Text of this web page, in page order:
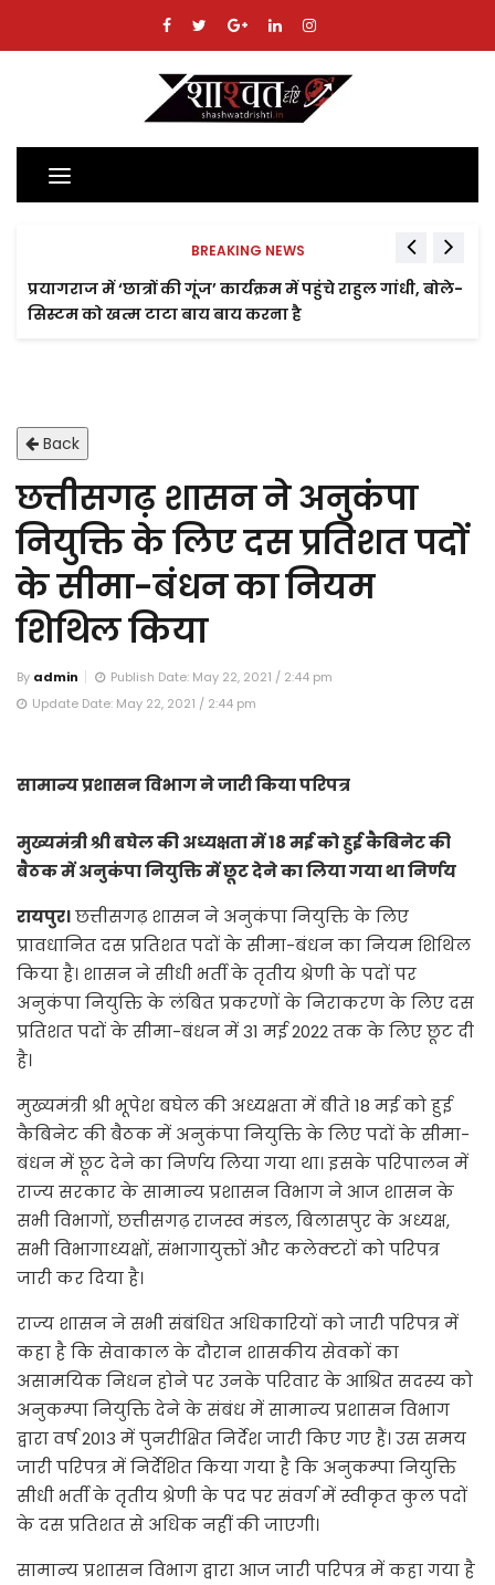
Toggle
navigation
BREAKING NEWS
प्रयागराज में ‘छात्रों की गूंज’ कार्यक्रम में पहुंचे राहुल गांधी, बोले-
सिस्टम को खत्म टाटा बाय बाय करना है
Back
छत्तीसगढ़ शासन ने अनुकंपा
नियुक्ति के लिए दस प्रतिशत पदों
के सीमा-बंधन का नियम
शिथिल किया
By admin
Publish Date: May 22, 2021 / 2:44 pm
Update Date: May 22, 2021 / 2:44 pm
सामान्य प्रशासन विभाग ने जारी किया परिपत्र
मुख्यमंत्री श्री बघेल की अध्यक्षता में 18 मई को हुई कैबिनेट की
बैठक में अनुकंपा नियुक्ति में छूट देने का लिया गया था निर्णय
रायपुर।छत्तीसगढ़ शासन ने अनुकंपा नियुक्ति के लिए
प्रावधानित दस प्रतिशत पदों के सीमा-बंधन का नियम शिथिल
किया है। शासन ने सीधी भर्ती के तृतीय श्रेणी के पदों पर
अनुकंपा नियुक्ति के लंबित प्रकरणों के निराकरण के लिए दस
प्रतिशत पदों के सीमा-बंधन में 31 मई 2022 तक के लिए छूट दी
है।
मुख्यमंत्री श्री भूपेश बघेल की अध्यक्षता में बीते 18 मई को हुई
कैबिनेट की बैठक में अनुकंपा नियुक्ति के लिए पदों के सीमा-
बंधन में छूट देने का निर्णय लिया गया था। इसके परिपालन में
राज्य सरकार के सामान्य प्रशासन विभाग ने आज शासन के
सभी विभागों, छत्तीसगढ़ राजस्व मंडल, बिलासपुर के अध्यक्ष,
सभी विभागाध्यक्षों, संभागायुक्तों और कलेक्टरों को परिपत्र
जारी कर दिया है।
राज्य शासन ने सभी संबंधित अधिकारियों को जारी परिपत्र में
कहा है कि सेवाकाल के दौरान शासकीय सेवकों का
असामयिक निधन होने पर उनके परिवार के आश्रित सदस्य को
अनुकम्पा नियुक्ति देने के संबंध में सामान्य प्रशासन विभाग
द्वारा वर्ष 2013 में पुनरीक्षित निर्देश जारी किए गए हैं। उस समय
जारी परिपत्र में निर्देशित किया गया है कि अनुकम्पा नियुक्ति
सीधी भर्ती के तृतीय श्रेणी के पद पर संवर्ग में स्वीकृत कुल पदों
के दस प्रतिशत से अधिक नहीं की जाएगी।
सामान्य प्रशासन विभाग द्वारा आज जारी परिपत्र में कहा गया है